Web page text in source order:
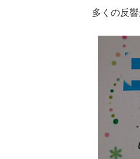
多くの反